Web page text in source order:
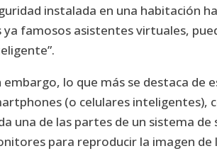
instalada en una habitación
ya famosos asistentes virtuales,
embargo, lo que más se destaca de
(o celulares inteligentes),
una de las partes de un sistema
para reproducir la imagen de